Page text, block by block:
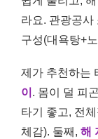
라요. 관광공사
구성(대욕탕+
제가 추천하는
이 . 몸이 덜 피
타기 좋고, 전
체감). 둘째, 해